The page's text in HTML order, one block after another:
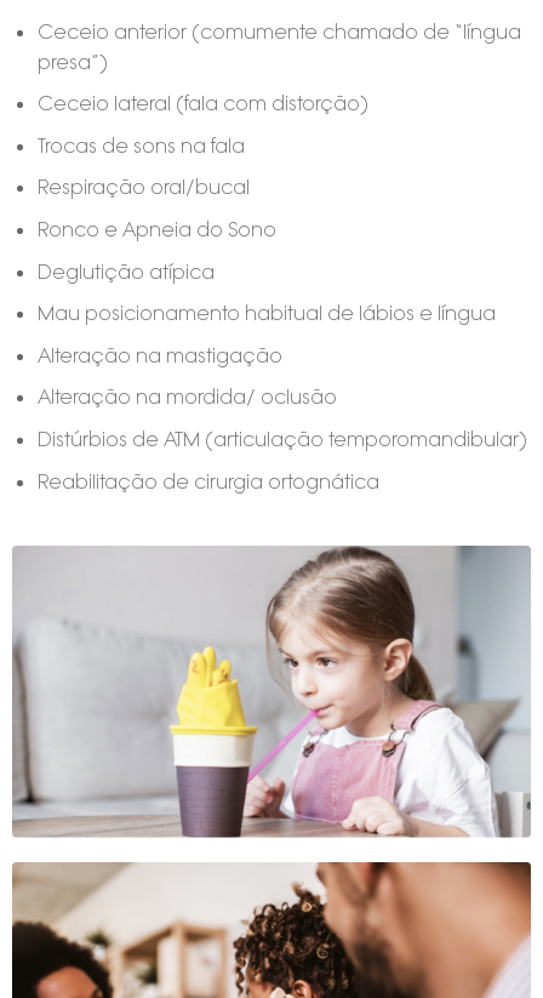
Ceceio anterior (comumente chamado de “língua
presa”)
Ceceio lateral (fala com distorção)
Trocas de sons na fala
Respiração oral/bucal
Ronco e Apneia do Sono
Deglutição atípica
Mau posicionamento habitual de lábios e língua
Alteração na mastigação
Alteração na mordida/ oclusão
Distúrbios de ATM (articulação temporomandibular)
Reabilitação de cirurgia ortognática